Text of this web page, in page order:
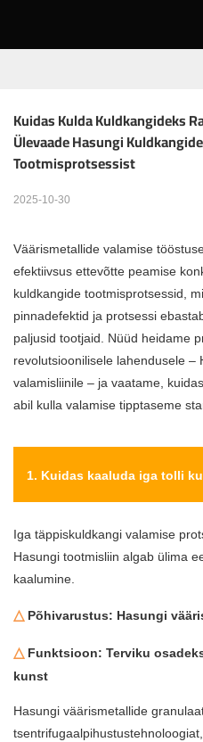
Kuidas Kulda Kuldkangideks
Ülevaade Hasungi
Tootmisprotsessist
2025-10-30
Väärismetallide valamise
efektiivsus ettevõtte peamise
kuldkangide tootmisprotsessid,
pinnadefektid ja protsessi
paljusid tootjaid. Nüüd heidame
revolutsioonilisele lahendusele –
valamisliinile – ja vaatame,
abil kulla valamise tipptaseme
1. Kuidas kaaluda iga tolli
Iga täppiskuldkangi valamise
Hasungi tootmisliin algab ülima
kaalumine.
△ Põhivarustus: Hasungi
△ Funktsioon: Terviku
kunst
Hasungi väärismetallide